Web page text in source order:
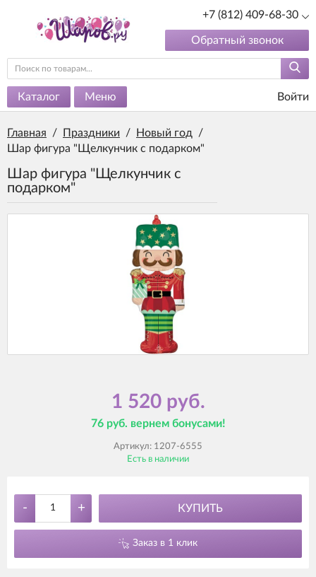
+7 (812) 409-68-30
Обратный звонок
Каталог Меню Войти
Главная / Праздники / Новый год
/
Шар фигура "Щелкунчик с подарком"
Шар фигура "Щелкунчик с
подарком"
1 520 руб.
76 руб. вернем бонусами!
Артикул: 1207-6555
Есть в наличии
- + КУПИТЬ
Заказ в 1 клик